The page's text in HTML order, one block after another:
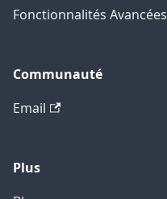
Fonctionnalités Avancées
Communauté
Email
Plus